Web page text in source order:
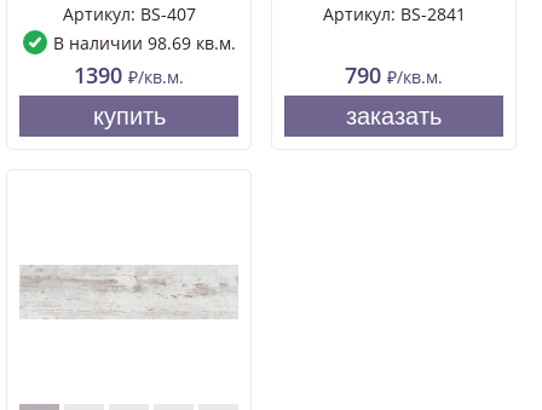
Артикул: BS-407
В наличии 98.69 кв.м.
1390 ₽/кв.м.
купить
Артикул: BS-2841
790 ₽/кв.м.
заказать